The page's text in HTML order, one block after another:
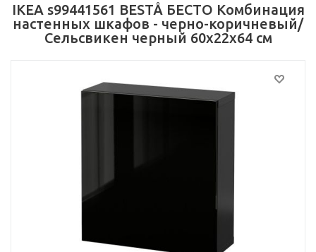
IKEA s99441561 BESTÅ БЕСТО Комбинация
настенных шкафов - черно-коричневый/
Сельсвикен черный 60x22x64 см